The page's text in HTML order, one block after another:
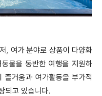
, 여가 분야로 상품이 다양화
물을 동반한 여행을 지원하
거움과 여가활동을 부가적
되고 있습니다.